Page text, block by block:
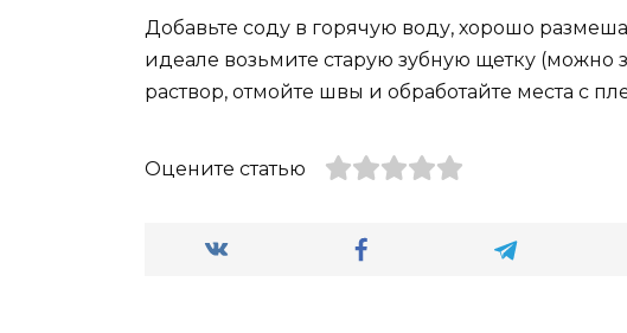
Добавьте соду в горячую воду, хорошо
идеале возьмите старую зубную щетку (можно
раствор, отмойте швы и обработайте места с
Оцените статью